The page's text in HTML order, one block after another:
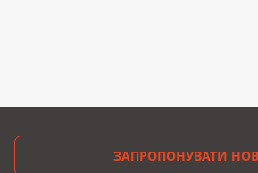
ЗАПРОПОНУВАТИ